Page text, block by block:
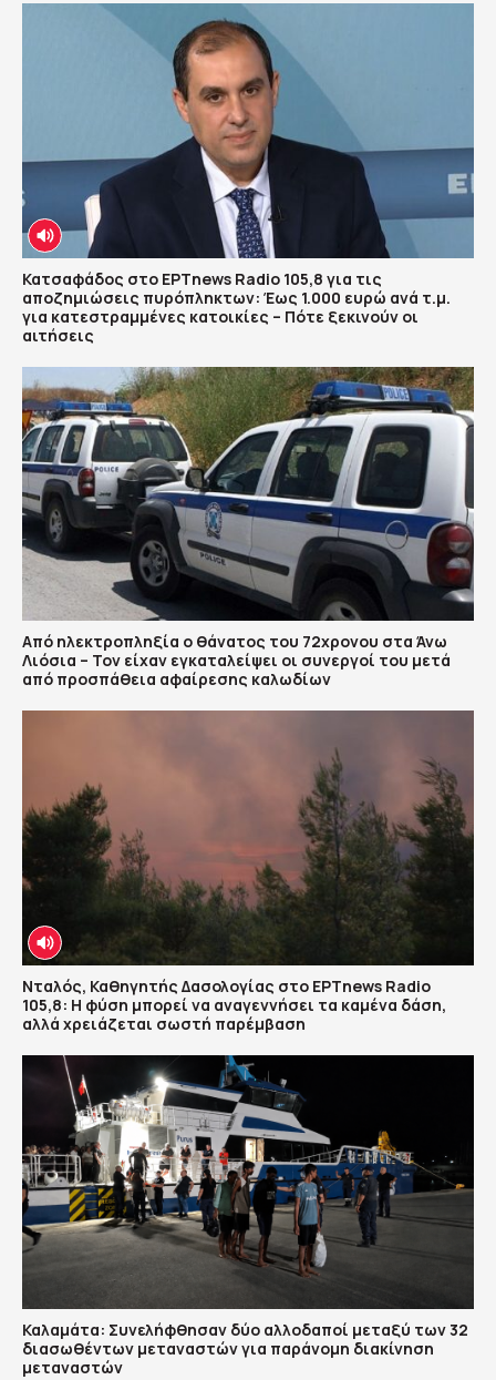
Κατσαφάδος στο ΕΡΤnews Radio 105,8 για τις
αποζημιώσεις πυρόπληκτων: Έως 1.000 ευρώ ανά τ.μ.
για κατεστραμμένες κατοικίες – Πότε ξεκινούν οι
αιτήσεις
Από ηλεκτροπληξία ο θάνατος του 72χρονου στα Άνω
Λιόσια – Τον είχαν εγκαταλείψει οι συνεργοί του μετά
από προσπάθεια αφαίρεσης καλωδίων
Νταλός, Καθηγητής Δασολογίας στο ΕΡΤnews Radio
105,8: Η φύση μπορεί να αναγεννήσει τα καμένα δάση,
αλλά χρειάζεται σωστή παρέμβαση
Καλαμάτα: Συνελήφθησαν δύο αλλοδαποί μεταξύ των 32
διασωθέντων μεταναστών για παράνομη διακίνηση
μεταναστών